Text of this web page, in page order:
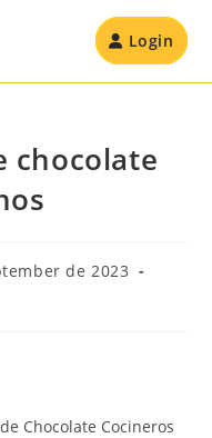
Login
chocolate
de 2023
Chocolate Cocineros